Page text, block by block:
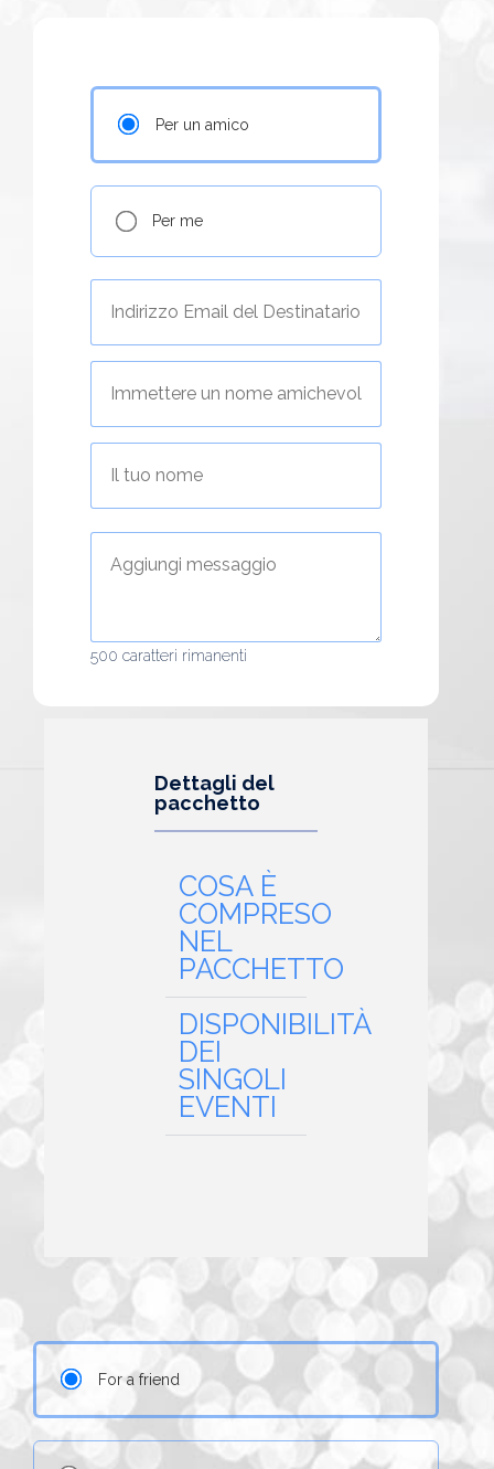
Per un amico
Per me
500 caratteri rimanenti
Dettagli del
pacchetto
COSA È
COMPRESO
NEL
PACCHETTO
DISPONIBILITÀ
DEI
SINGOLI
EVENTI
For a friend